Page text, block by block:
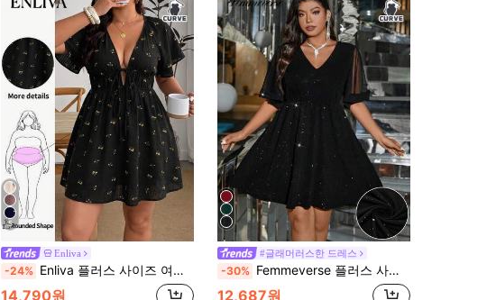
5
Enliva
-24% Enliva 플러스 사이즈 여성용 브이넥 A라인 러플 소매 드레스, 루즈핏 드레스, 여름 반팔 드레스, 편안한 플러스 사이즈 의류, 프린트 드레스, 휴가 드레스, 캐주얼 드레스, 개학 드레스, 캐주얼 드레스, 교회 드레스, 캐주얼 드레스, 교사 의상, 플러스 사이즈 버블 드레스, 가을 여성 의류, 업무 드레스, 외출 드레스, 캐주얼 드레스, 휴일 여성 의류
14,790원
#글래머러스한 드레스
-30% Femmeverse 플러스 사이즈 여름 우아한 브이넥 메쉬 대비 드레스, 모임에 적합
12,687원